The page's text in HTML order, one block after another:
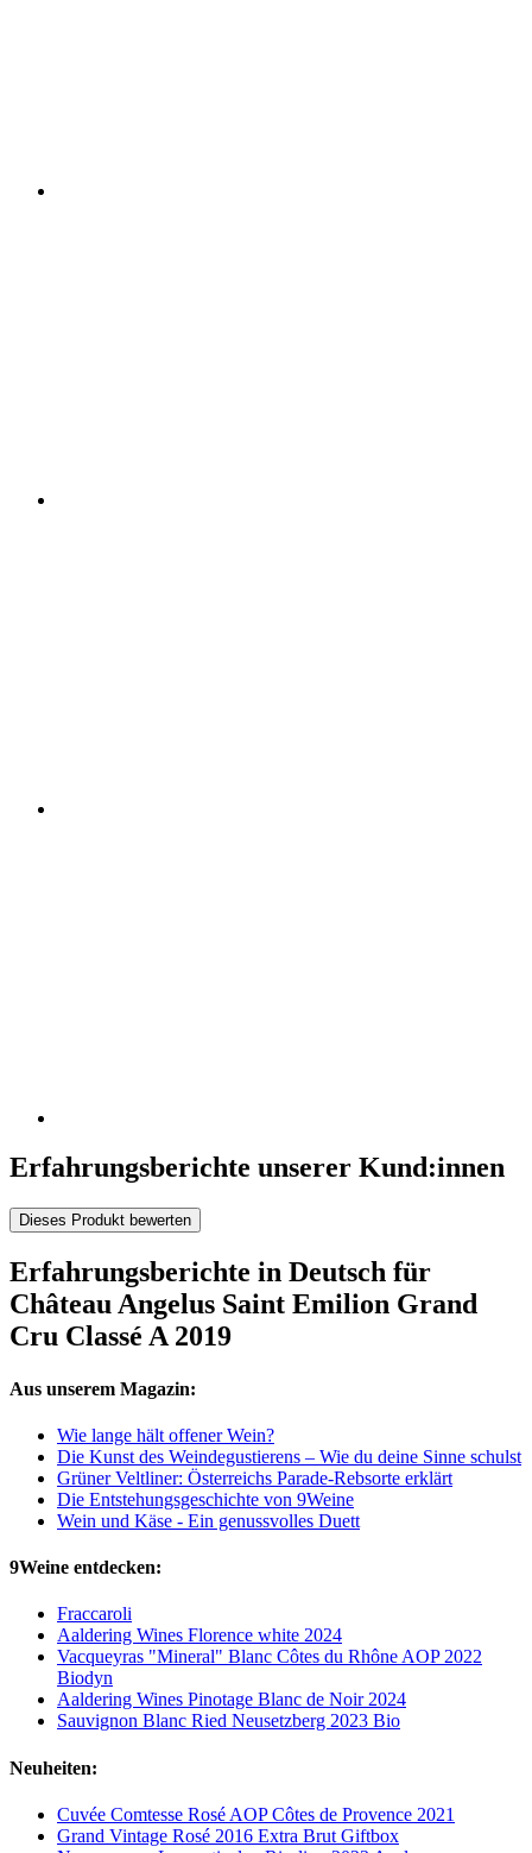
Erfahrungsberichte unserer Kund:innen
Dieses Produkt bewerten
Erfahrungsberichte in Deutsch für
Château Angelus Saint Emilion Grand
Cru Classé A 2019
Aus unserem Magazin:
Wie lange hält offener Wein?
Die Kunst des Weindegustierens – Wie du deine Sinne schulst
Grüner Veltliner: Österreichs Parade-Rebsorte erklärt
Die Entstehungsgeschichte von 9Weine
Wein und Käse - Ein genussvolles Duett
9Weine entdecken:
Fraccaroli
Aaldering Wines Florence white 2024
Vacqueyras "Mineral" Blanc Côtes du Rhône AOP 2022
Biodyn
Aaldering Wines Pinotage Blanc de Noir 2024
Sauvignon Blanc Ried Neusetzberg 2023 Bio
Neuheiten:
Cuvée Comtesse Rosé AOP Côtes de Provence 2021
Grand Vintage Rosé 2016 Extra Brut Giftbox